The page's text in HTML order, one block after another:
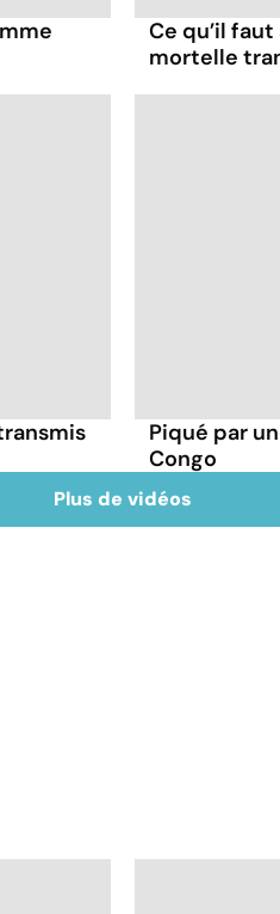
Ce qu’il
mortelle
Piqué par
Congo
Plus de vidéos